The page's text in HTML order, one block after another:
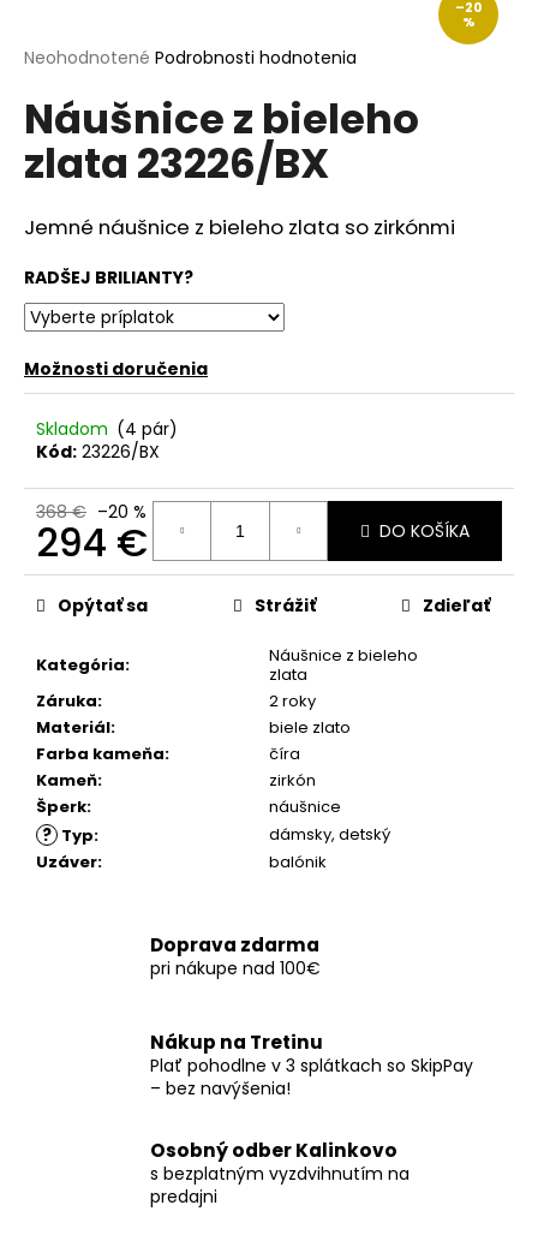
Priemerné
produktu
je
0,0
z
hviezdičiek.
Neohodnotené Podrobnosti hodnotenia
Náušnice z bieleho
zlata 23226/BX
Jemné náušnice z bieleho zlata so zirkónmi
RADŠEJ BRILIANTY?
Možnosti doručenia
Skladom (4 pár)
Kód: 23226/BX
368 € –20 %
294 €
Jednotková
cena:
DO KOŠÍKA
Kategória:
Náušnice z bieleho
zlata
Záruka:
2 roky
Materiál:
biele zlato
Farba kameňa:
číra
Kameň:
zirkón
Šperk: náušnice
? Typ: dámsky, detský
Uzáver: balónik
Opýtať sa Strážiť Zdieľať
–20
%
Doprava zdarma
pri nákupe nad 100€
Nákup na Tretinu
Plať pohodlne v 3 splátkach so SkipPay
– bez navýšenia!
Osobný odber Kalinkovo
s bezplatným vyzdvihnutím na
predajni
j
ť
?
O
p
o
r
ú
a
m
e